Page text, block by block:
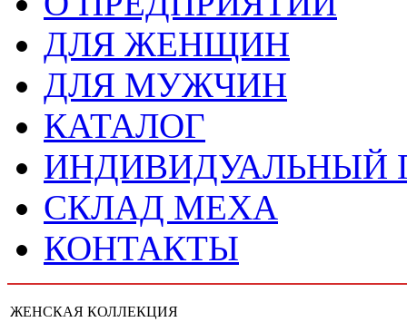
ДЛЯ ЖЕНЩИН
ДЛЯ МУЖЧИН
КАТАЛОГ
ИНДИВИДУАЛЬНЫЙ
СКЛАД МЕХА
КОНТАКТЫ
ЖЕНСКАЯ КОЛЛЕКЦИЯ